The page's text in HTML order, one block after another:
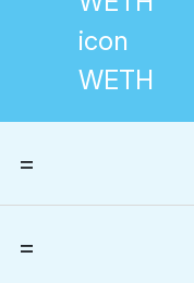
WETH
=
=